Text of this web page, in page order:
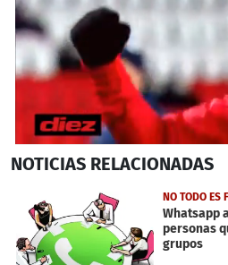
seconds
minutes,
seconds
NOTICIAS RELACIONADAS
NO TODO ES
Whatsapp
personas
grupos